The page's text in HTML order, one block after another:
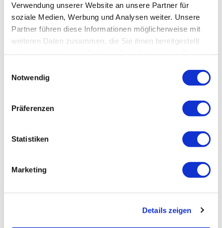
Verwendung unserer Website an unsere Partner für
soziale Medien, Werbung und Analysen weiter. Unsere
Partner führen diese Informationen möglicherweise mit
weiteren Daten zusammen, die Sie ihnen bereitgestellt
Notwendig
Präferenzen
Statistiken
Marketing
Details zeigen